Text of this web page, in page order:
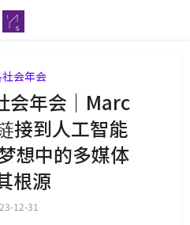
会年会
会年会｜Marc
接到人工智能
想中的多媒体
根源
12-31